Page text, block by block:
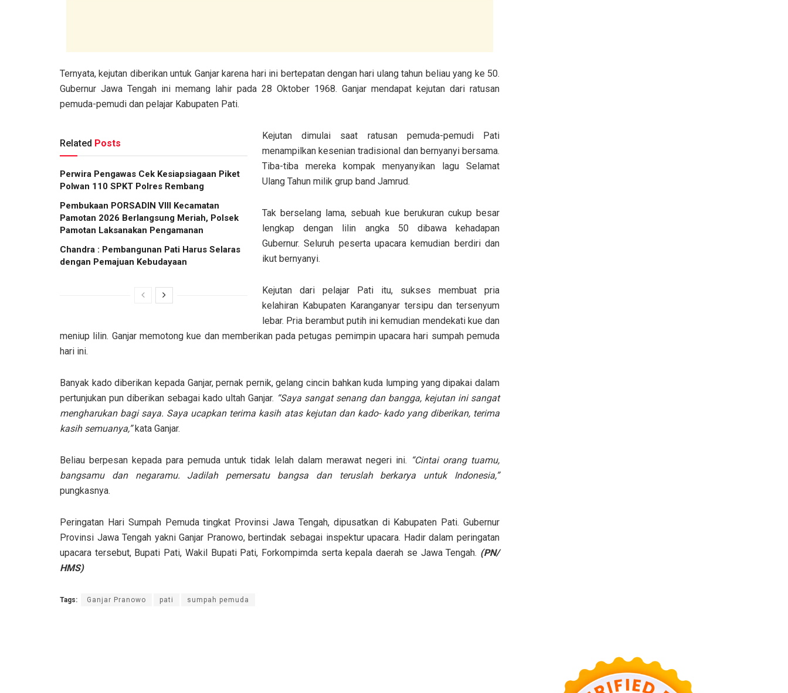
Ternyata, kejutan diberikan untuk Ganjar karena hari ini bertepatan dengan hari ulang tahun beliau yang ke 50.
Gubernur Jawa Tengah ini memang lahir pada 28 Oktober 1968. Ganjar mendapat kejutan dari ratusan
pemuda-pemudi dan pelajar Kabupaten Pati.
Related Posts
Perwira Pengawas Cek Kesiapsiagaan Piket
Polwan 110 SPKT Polres Rembang
Pembukaan PORSADIN VIII Kecamatan
Pamotan 2026 Berlangsung Meriah, Polsek
Pamotan Laksanakan Pengamanan
Chandra : Pembangunan Pati Harus Selaras
dengan Pemajuan Kebudayaan
Kejutan dimulai saat ratusan pemuda-pemudi Pati
menampilkan kesenian tradisional dan bernyanyi bersama.
Tiba-tiba mereka kompak menyanyikan lagu Selamat
Ulang Tahun milik grup band Jamrud.
Tak berselang lama, sebuah kue berukuran cukup besar
lengkap dengan lilin angka 50 dibawa kehadapan
Gubernur. Seluruh peserta upacara kemudian berdiri dan
ikut bernyanyi.
Kejutan dari pelajar Pati itu, sukses membuat pria
kelahiran Kabupaten Karanganyar tersipu dan tersenyum
lebar. Pria berambut putih ini kemudian mendekati kue dan
meniup lilin. Ganjar memotong kue dan memberikan pada petugas pemimpin upacara hari sumpah pemuda
hari ini.
Banyak kado diberikan kepada Ganjar, pernak pernik, gelang cincin bahkan kuda lumping yang dipakai dalam
pertunjukan pun diberikan sebagai kado ultah Ganjar. “Saya sangat senang dan bangga, kejutan ini sangat
mengharukan bagi saya. Saya ucapkan terima kasih atas kejutan dan kado- kado yang diberikan, terima
kasih semuanya,”kata Ganjar.
Beliau berpesan kepada para pemuda untuk tidak lelah dalam merawat negeri ini. “Cintai orang tuamu,
bangsamu dan negaramu. Jadilah pemersatu bangsa dan teruslah berkarya untuk Indonesia,”
pungkasnya.
Peringatan Hari Sumpah Pemuda tingkat Provinsi Jawa Tengah, dipusatkan di Kabupaten Pati. Gubernur
Provinsi Jawa Tengah yakni Ganjar Pranowo, bertindak sebagai inspektur upacara. Hadir dalam peringatan
upacara tersebut, Bupati Pati, Wakil Bupati Pati, Forkompimda serta kepala daerah se Jawa Tengah. (PN/
HMS)
Tags: Ganjar Pranowo pati sumpah pemuda